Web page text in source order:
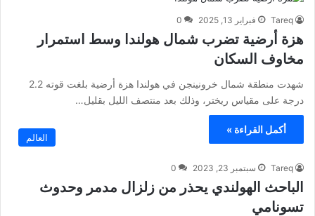
Tareq فبراير 13, 2025 0
هزة أرضية تضرب شمال هولندا وسط استمرار
مخاوف السكان
شهدت منطقة شمال خرونينجن في هولندا هزة أرضية بلغت قوته 2.2
درجة على مقياس ريختر، وذلك بعد منتصف الليل بقليل…
أكمل القراءة »
العالم
Tareq سبتمبر 23, 2023 0
الباحث الهولندي يحذر من زلزال مدمر وحدوث
تسونامي